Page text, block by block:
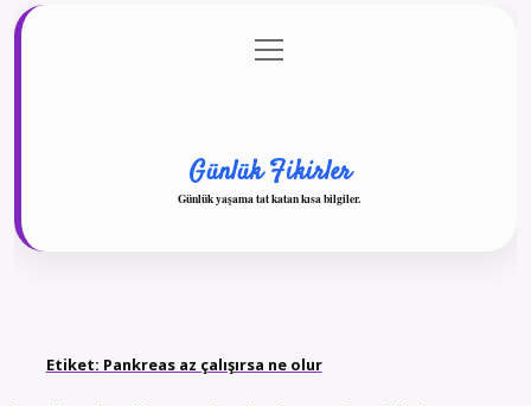
Gizlilik Politikası
menüyü
aç
Günlük Fikirler
Günlük yaşama tat katan kısa bilgiler.
Etiket: Pankreas az çalışırsa ne olur